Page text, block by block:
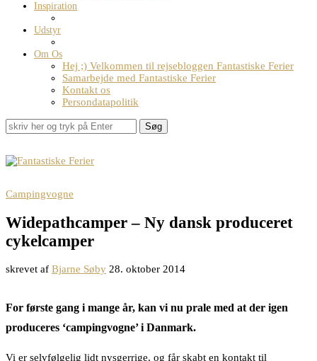
Inspiration
Udstyr
Om Os
Hej ;) Velkommen til rejsebloggen Fantastiske Ferier
Samarbejde med Fantastiske Ferier
Kontakt os
Persondatapolitik
Søg
Campingvogne
Widepathcamper – Ny dansk produceret
cykelcamper
skrevet af Bjarne Søby 28. oktober 2014
For første gang i mange år, kan vi nu prale med at der igen
produceres ‘campingvogne’ i Danmark.
Vi er selvfølgelig lidt nysgerrige, og får skabt en kontakt til